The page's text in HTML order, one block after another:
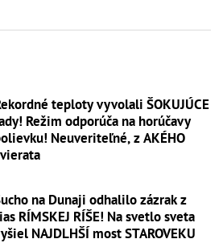
teploty vyvolali ŠOKUJÚCE
Režim odporúča na horúčavy
Neuveriteľné, z AKÉHO
na Dunaji odhalilo zázrak z
RÍMSKEJ RÍŠE! Na svetlo sveta
NAJDLHŠÍ most STAROVEKU